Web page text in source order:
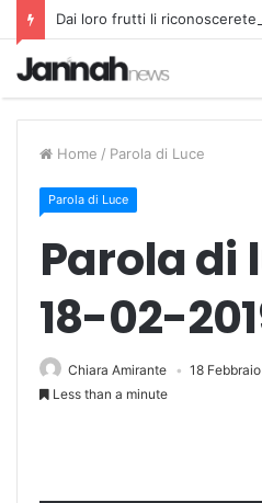
Dai loro frutti li riconoscerete
Home / Parola di Luce
Parola di Luce
Parola di
18-02-
Chiara Amirante 18
Less than a minute